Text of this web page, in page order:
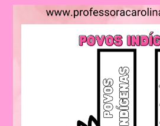
Dos
Povos
Indígenas|Sofia
Visita
Um
Lugar